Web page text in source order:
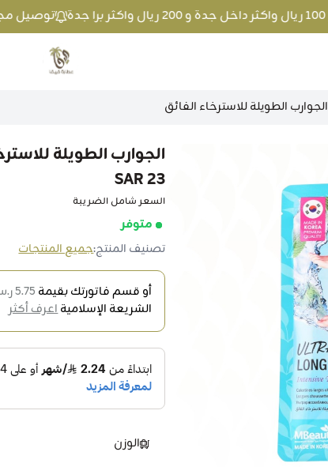
توصيل مجاني عند الطلب
متجر عطارة فيفا
الجوارب الطويلة للاسترخاء الفائق
الجوارب الطويلة
23 SAR
السعر شامل الضريبة
متوفر
تصنيف المنتج:جميع المنتجات
أو قسم فاتورتك بقيمة 5.75 ر.س
الشريعة الإسلاميةاعرف أكثر
الوزن